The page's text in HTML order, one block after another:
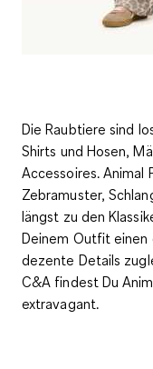
Die Raubtiere sind
Shirts und Hosen,
Accessoires. Animal
Zebramuster,
längst zu den
Deinem Outfit einen
dezente Details
C&A findest Du
extravagant.